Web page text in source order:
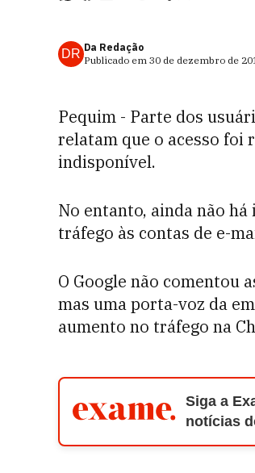
DR Da Redação
Publicado em 30 de dezembro de
Pequim - Parte dos
relatam que o acesso foi
indisponível.
No entanto, ainda não
tráfego às contas de e-
O Google não comentou
mas uma porta-voz da
aumento no tráfego na
Siga a
notícias